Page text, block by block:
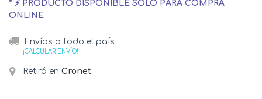
* ⚡ PRODUCTO DISPONIBLE SOLO PARA COMPRA
ONLINE
Envíos a todo el país
¡CALCULAR ENVÍO!
Retirá en Cronet.